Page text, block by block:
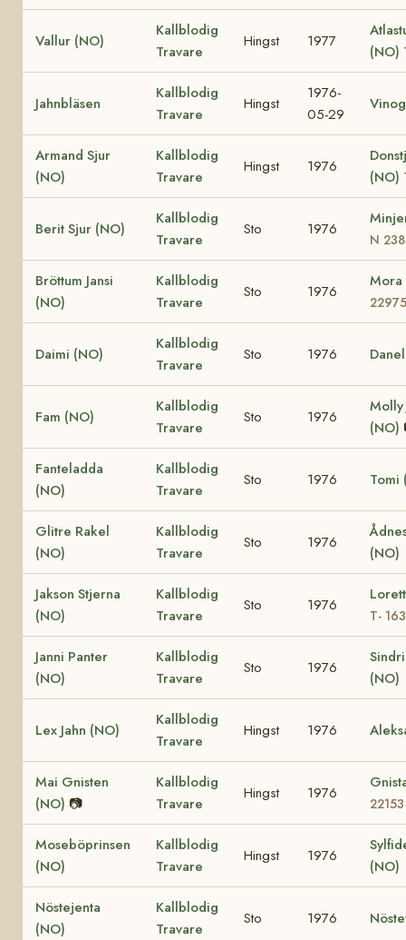
Vallur (NO)
Kallblodig
Travare
Hingst 1977
(NO)
Jahnbläsen
Kallblodig
Travare
Hingst
1976-
05-29
Armand Sjur
(NO)
Kallblodig
Travare
Hingst 1976
(NO)
Berit Sjur (NO)
Kallblodig
Travare
Sto 1976
N
Bröttum Jansi
(NO)
Kallblodig
Travare
Sto 1976
22975
Daimi (NO)
Kallblodig
Travare
Sto 1976
Fam (NO)
Kallblodig
Travare
Sto 1976
Molly
(NO)
Fanteladda
(NO)
Kallblodig
Travare
Sto 1976 Tomi
Glitre Rakel
(NO)
Kallblodig
Travare
Sto 1976
(NO)
Jakson Stjerna
(NO)
Kallblodig
Travare
Sto 1976
T-
Janni Panter
(NO)
Kallblodig
Travare
Sto 1976
(NO)
Lex Jahn (NO)
Kallblodig
Travare
Hingst 1976
Mai Gnisten
(NO) 📷
Kallblodig
Travare
Hingst 1976
22153
Moseböprinsen
(NO)
Kallblodig
Travare
Hingst 1976
(NO)
Nöstejenta
(NO)
Kallblodig
Travare
Sto 1976